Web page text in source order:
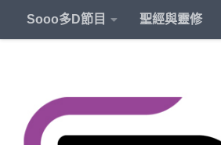
Sooo多D節目 聖經與靈修